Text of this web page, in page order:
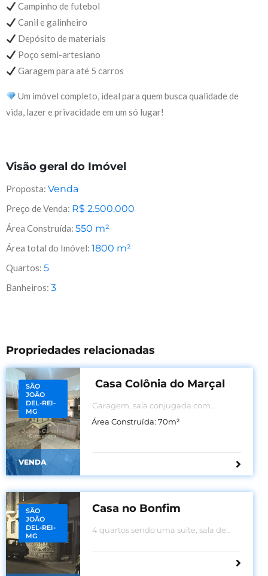
Campinho de futebol
Canil e galinheiro
Depósito de materiais
Poço semi-artesiano
Garagem para até 5 carros
Um imóvel completo, ideal para quem busca qualidade de
vida, lazer e privacidade em um só lugar!
Visão geral do Imóvel
Proposta: Venda
Preço de Venda: R$ 2.500.000
Área Construída: 550 m²
Área total do Imóvel: 1800 m²
Quartos: 5
Banheiros: 3
Propriedades relacionadas
SÃO
JOÃO
DEL-REI-
MG
VENDA
Casa Colônia do Marçal
Garagem, sala conjugada com
externa ampla.
Área Construída: 70m²
SÃO
JOÃO
DEL-REI-
MG
Casa no Bonfim
4 quartos sendo uma suíte, sala de
cozinha área de serviço